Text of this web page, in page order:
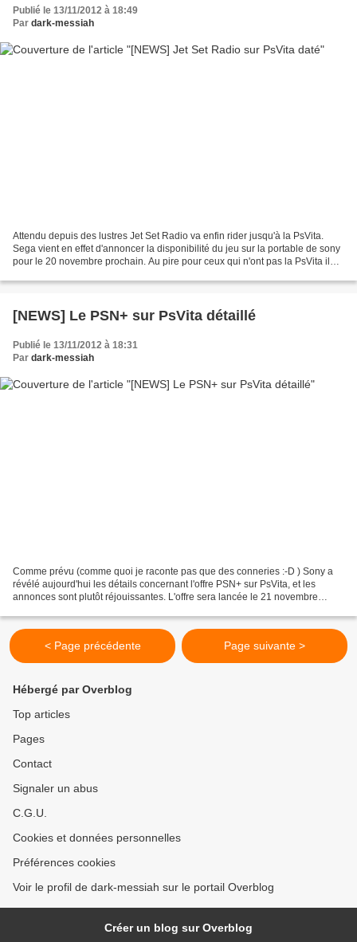
Publié le 13/11/2012 à 18:49
Par dark-messiah
Attendu depuis des lustres Jet Set Radio va enfin rider jusqu'à la PsVita.
Sega vient en effet d'annoncer la disponibilité du jeu sur la portable de sony
pour le 20 novembre prochain. Au pire pour ceux qui n'ont pas la PsVita il
[NEWS] Le PSN+ sur PsVita détaillé
Publié le 13/11/2012 à 18:31
Par dark-messiah
Comme prévu (comme quoi je raconte pas que des conneries :-D ) Sony a
révélé aujourd'hui les détails concernant l'offre PSN+ sur PsVita, et les
annonces sont plutôt réjouissantes. L'offre sera lancée le 21 novembre
< Page précédente Page suivante >
Hébergé par Overblog
Top articles
Pages
Contact
Signaler un abus
C.G.U.
Cookies et données personnelles
Préférences cookies
Voir le profil de dark-messiah sur le portail Overblog
Créer un blog sur Overblog